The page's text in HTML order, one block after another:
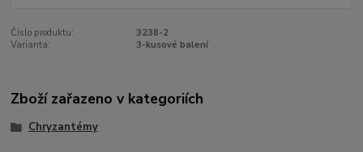
Číslo produktu:
3238-2
Varianta:
3-kusové balení
Zboží zařazeno v kategoriích
Chryzantémy